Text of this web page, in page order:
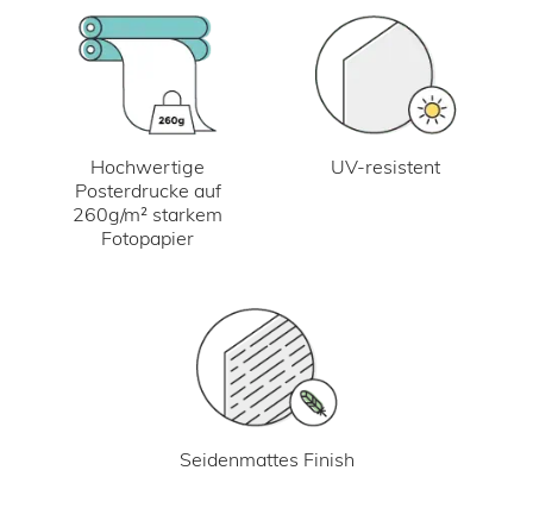
Hochwertige
Posterdrucke auf
260g/m² starkem
Fotopapier
UV-resistent
Seidenmattes Finish